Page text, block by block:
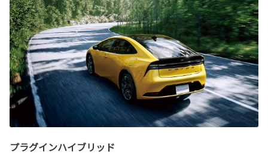
プラグインハイブリッド